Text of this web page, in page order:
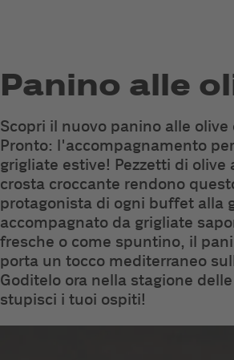
Panino alle
Scopri il nuovo panino alle olive
Pronto: l'accompagnamento
grigliate estive! Pezzetti di olive
crosta croccante rendono
protagonista di ogni buffet alla
accompagnato da grigliate
fresche o come spuntino, il
porta un tocco mediterraneo
Goditelo ora nella stagione
stupisci i tuoi ospiti!